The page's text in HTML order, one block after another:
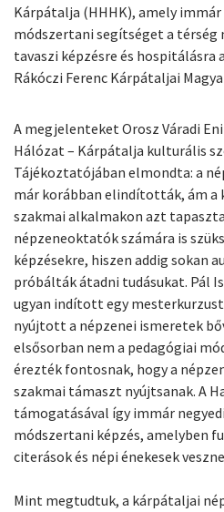
Kárpátalja (HHHK), amely immár
módszertani segítséget a térség
tavaszi képzésre és hospitálásra
Rákóczi Ferenc Kárpátaljai
A megjelenteket Orosz Váradi
Hálózat – Kárpátalja kulturális
Tájékoztatójában elmondta: a
már korábban elindították, ám a
szakmai alkalmakon azt
népzeneoktatók számára is
képzésekre, hiszen addig sokan
próbálták átadni tudásukat. Pál
ugyan indított egy
nyújtott a népzenei ismeretek
elsősorban nem a pedagógiai
érezték fontosnak, hogy a
szakmai támaszt nyújtsanak. A
támogatásával így immár
módszertani képzés, amelyben
citerások és népi énekesek
Mint megtudtuk, a kárpátaljai